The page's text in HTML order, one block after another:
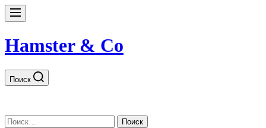
Перейти
к
Меню
Hamster & Co
Поиск
Найти: